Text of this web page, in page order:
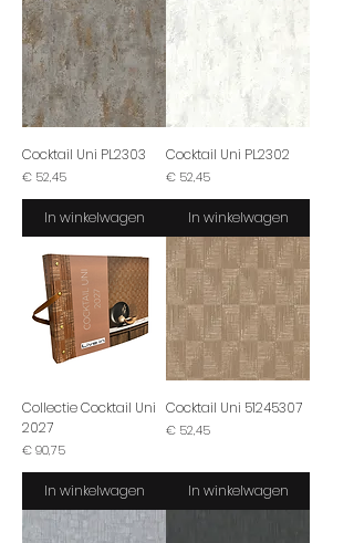
Cocktail Uni PL2303
Prijs
€ 52,45
In winkelwagen
Cocktail Uni PL2302
Prijs
€ 52,45
In winkelwagen
Collectie Cocktail Uni
2027
Prijs
€ 90,75
In winkelwagen
Cocktail Uni 51245307
Prijs
€ 52,45
In winkelwagen